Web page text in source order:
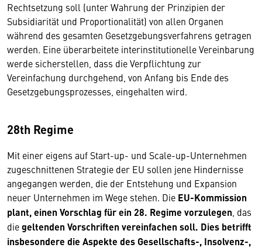
Rechtsetzung soll (unter Wahrung der Prinzipien der
Subsidiarität und Proportionalität) von allen Organen
während des gesamten Gesetzgebungsverfahrens getragen
werden. Eine überarbeitete interinstitutionelle Vereinbarung
werde sicherstellen, dass die Verpflichtung zur
Vereinfachung durchgehend, von Anfang bis Ende des
Gesetzgebungsprozesses, eingehalten wird.
28th Regime
Mit einer eigens auf Start-up- und Scale-up-Unternehmen
zugeschnittenen Strategie der EU sollen jene Hindernisse
angegangen werden, die der Entstehung und Expansion
neuer Unternehmen im Wege stehen. Die EU-Kommission
plant, einen Vorschlag für ein 28. Regime vorzulegen , das
diegeltenden Vorschriften vereinfachen soll. Dies betrifft
insbesondere die Aspekte des Gesellschafts-, Insolvenz-,